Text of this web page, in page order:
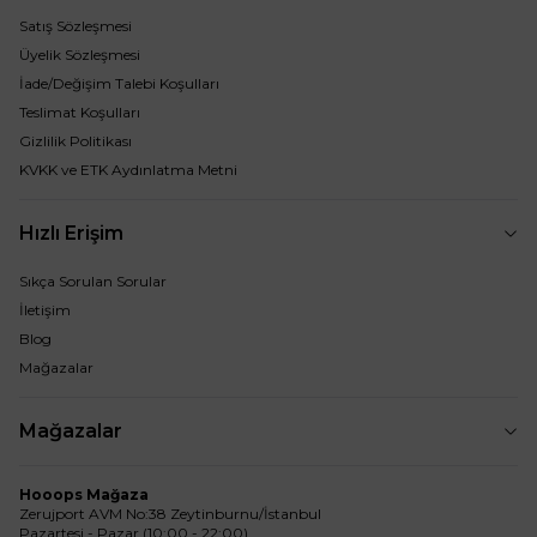
Satış Sözleşmesi
Üyelik Sözleşmesi
İade/Değişim Talebi Koşulları
Teslimat Koşulları
Gizlilik Politikası
KVKK ve ETK Aydınlatma Metni
Hızlı Erişim
Sıkça Sorulan Sorular
İletişim
Blog
Mağazalar
Mağazalar
Hooops Mağaza
Zerujport AVM No:38 Zeytinburnu/İstanbul
Pazartesi - Pazar (10:00 - 22:00)